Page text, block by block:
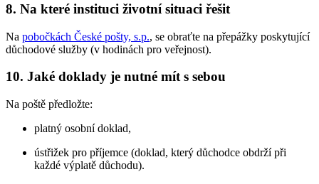
8. Na které instituci životní situaci řešit
Na pobočkách České pošty, s.p., se obraťte na přepážky poskytující
důchodové služby (v hodinách pro veřejnost).
10. Jaké doklady je nutné mít s sebou
Na poště předložte:
platný osobní doklad,
ústřižek pro příjemce (doklad, který důchodce obdrží při
každé výplatě důchodu).